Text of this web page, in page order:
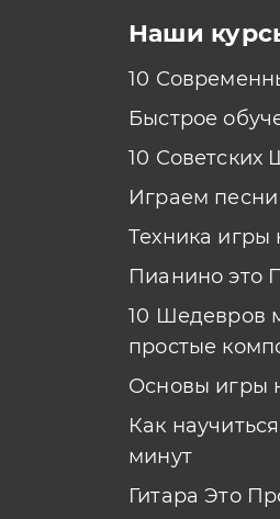
Наши
10
Быстрое
10 Советских
Играем
Техника игры
Пианино это
10 Шедевров
простые
Основы игры
Как
минут
Гитара Это